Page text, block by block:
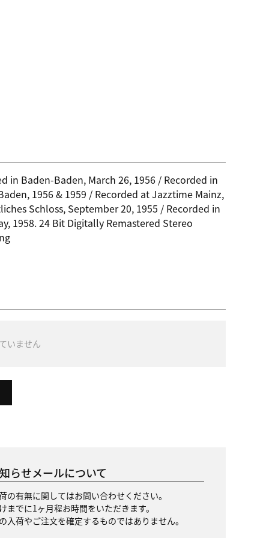
in Baden-Baden, March 26, 1956 / Recorded in
1956 & 1959 / Recorded at Jazztime Mainz,
Schloss, September 20, 1955 / Recorded in
1958. 24 Bit Digitally Remastered Stereo
いません
らせメールについて
の有無に関してはお問い合わせください。
までに1ヶ月程お時間をいただきます。
入荷やご注文を確定するものではありません。